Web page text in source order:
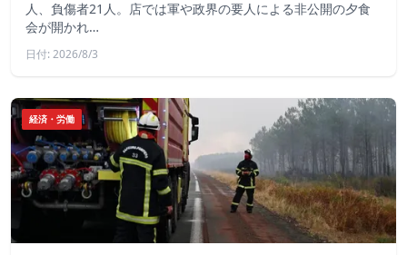
人、負傷者21人。店では軍や政界の要人による非公開の夕食
会が開かれ…
日付: 2026/8/3
経済・労働